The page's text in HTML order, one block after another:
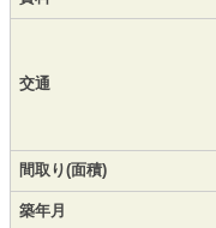
交通
間取り(面積)
築年月